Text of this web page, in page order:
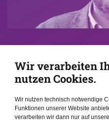
Мексика //
Хосе Антонио
Wir verarbeiten
nutzen Cookies.
Wir nutzen technisch notwendige
Funktionen unserer Website
verarbeiten wir dann nur auf